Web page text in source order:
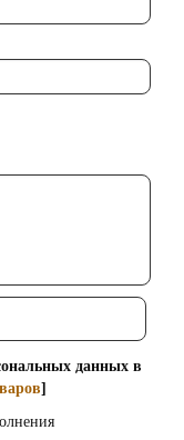
данных в
]